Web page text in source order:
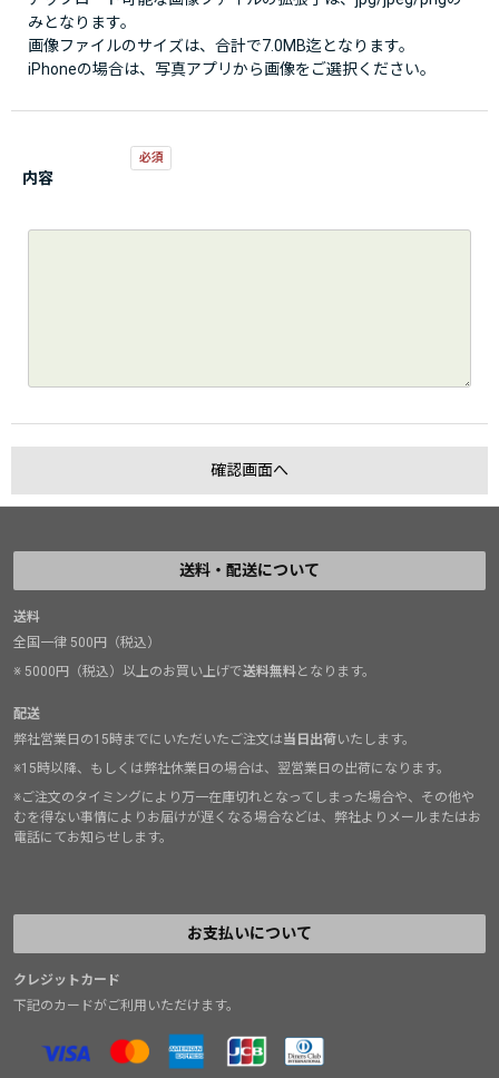
みとなります。
画像ファイルのサイズは、合計で7.0MB迄となります。
iPhoneの場合は、写真アプリから画像をご選択ください。
内容
送料・配送について
送料
全国一律 500円（税込）
※ 5000円（税込）以上のお買い上げで送料無料となります。
配送
弊社営業日の15時までにいただいたご注文は当日出荷いたします。
※15時以降、もしくは弊社休業日の場合は、翌営業日の出荷になります。
※ご注文のタイミングにより万一在庫切れとなってしまった場合や、その他や
むを得ない事情によりお届けが遅くなる場合などは、弊社よりメールまたはお
電話にてお知らせします。
お支払いについて
クレジットカード
下記のカードがご利用いただけます。